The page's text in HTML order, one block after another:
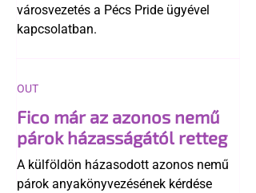
városvezetés a Pécs Pride ügyével
kapcsolatban.
Fico már az azonos nemű
párok házasságától retteg
A külföldön házasodott azonos nemű
párok anyakönyvezésének kérdése
OUT